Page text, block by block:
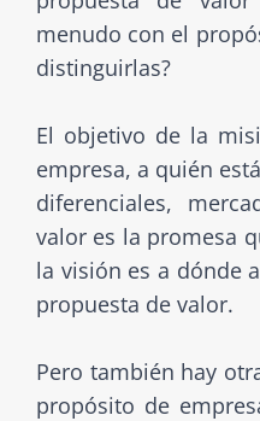
menudo con el
distinguirlas?
El objetivo de la
empresa, a quién
diferenciales,
valor es la promesa
la visión es a dónde
propuesta de valor.
Pero también hay
propósito de